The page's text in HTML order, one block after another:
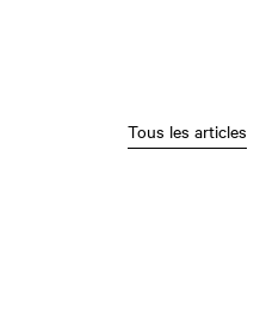
Tous les articles